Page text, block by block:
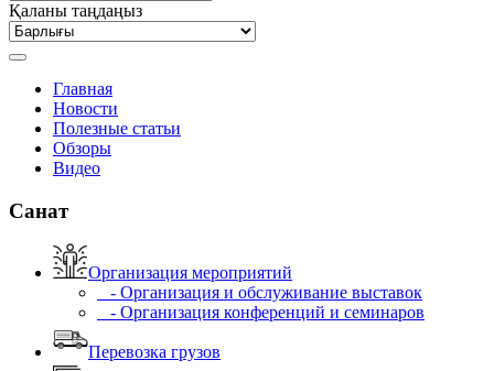
Қаланы таңдаңыз
Главная
Новости
Полезные статьи
Обзоры
Видео
Санат
Организация мероприятий
- Организация и обслуживание выставок
- Организация конференций и семинаров
Перевозка грузов